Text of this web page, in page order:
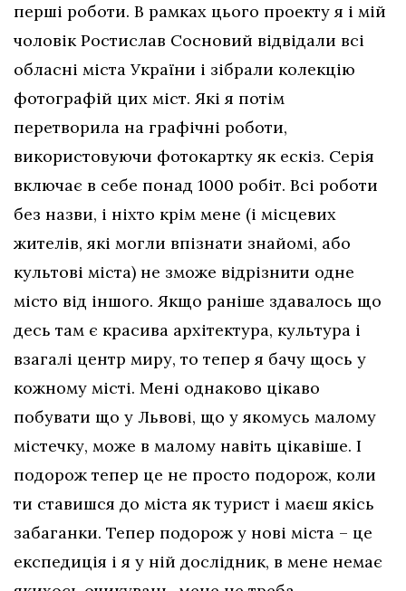
перші роботи. В рамках цього проекту я і мій
чоловік Ростислав Сосновий відвідали всі
обласні міста України і зібрали колекцію
фотографій цих міст. Які я потім
перетворила на графічні роботи,
використовуючи фотокартку як ескіз. Серія
включає в себе понад 1000 робіт. Всі роботи
без назви, і ніхто крім мене (і місцевих
жителів, які могли впізнати знайомі, або
культові міста) не зможе відрізнити одне
місто від іншого. Якщо раніше здавалось що
десь там є красива архітектура, культура і
взагалі центр миру, то тепер я бачу щось у
кожному місті. Мені однаково цікаво
побувати що у Львові, що у якомусь малому
містечку, може в малому навіть цікавіше. І
подорож тепер це не просто подорож, коли
ти ставишся до міста як турист і маєш якісь
забаганки. Тепер подорож у нові міста – це
експедиція і я у ній дослідник, в мене немає